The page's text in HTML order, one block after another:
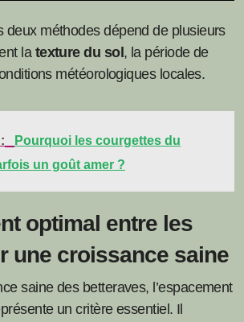
deux méthodes dépend de plusieurs
la texture du sol , la période de
météorologiques locales.
Pourquoi les courgettes du
un goût amer ?
optimal entre les
une croissance saine
saine des betteraves, l’espacement
un critère essentiel. Il